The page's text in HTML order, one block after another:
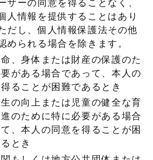
ザーの同意を得ることなく、
人情報を提供することはあり
だし、個人情報保護法その他
められる場合を除きます。
、身体または財産の保護のた
がある場合であって、本人の
ることが困難であるとき
の向上または児童の健全な育
のために特に必要がある場合
、本人の同意を得ることが困
とき